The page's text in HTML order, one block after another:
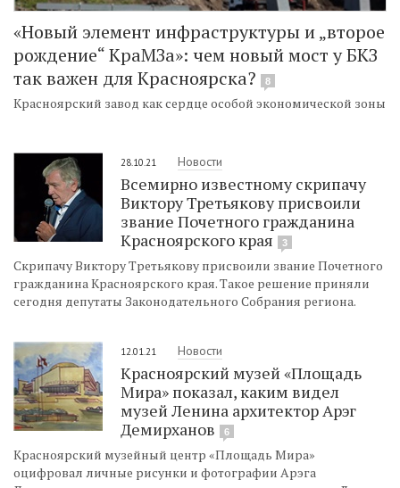
«Новый элемент инфраструктуры и „второе
рождение“ КраМЗа»: чем новый мост у БКЗ
так важен для Красноярска?
8
Красноярский завод как сердце особой экономической зоны
28.10.21 Новости
Всемирно известному скрипачу
Виктору Третьякову присвоили
звание Почетного гражданина
Красноярского края
3
Скрипачу Виктору Третьякову присвоили звание Почетного
гражданина Красноярского края. Такое решение приняли
сегодня депутаты Законодательного Собрания региона.
12.01.21 Новости
Красноярский музей «Площадь
Мира» показал, каким видел
музей Ленина архитектор Арэг
Демирханов
6
Красноярский музейный центр «Площадь Мира»
оцифровал личные рисунки и фотографии Арэга